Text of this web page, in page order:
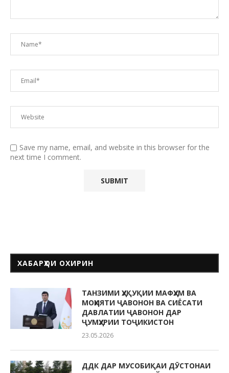
Save my name, email, and website in this browser for the
next time I comment.
ХАБАРҲОИ ОХИРИН
ТАНЗИМИ ҲУҚУҚИИ МАФҲУМ ВА
МОҲИЯТИ ҶАВОНОН ВА СИЁСАТИ
ДАВЛАТИИ ҶАВОНОН ДАР
ҶУМҲУРИИ ТОҶИКИСТОН
23.05.2026
ДДК ДАР МУСОБИҚАИ ДӮСТОНАИ